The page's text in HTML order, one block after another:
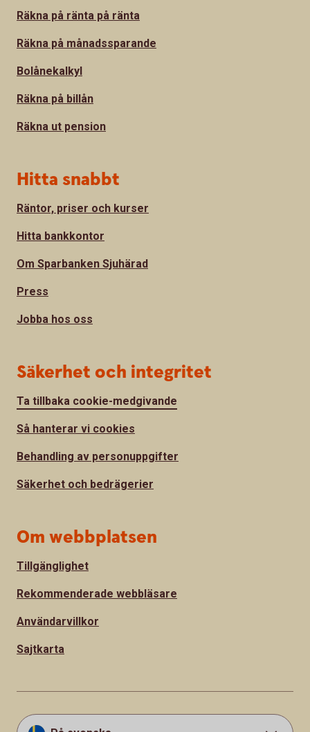
Räkna på ränta på ränta
Räkna på månadssparande
Bolånekalkyl
Räkna på billån
Räkna ut pension
Hitta snabbt
Räntor, priser och kurser
Hitta bankkontor
Om Sparbanken Sjuhärad
Press
Jobba hos oss
Säkerhet och integritet
Ta tillbaka cookie-medgivande
Så hanterar vi cookies
Behandling av personuppgifter
Säkerhet och bedrägerier
Om webbplatsen
Tillgänglighet
Rekommenderade webbläsare
Användarvillkor
Sajtkarta